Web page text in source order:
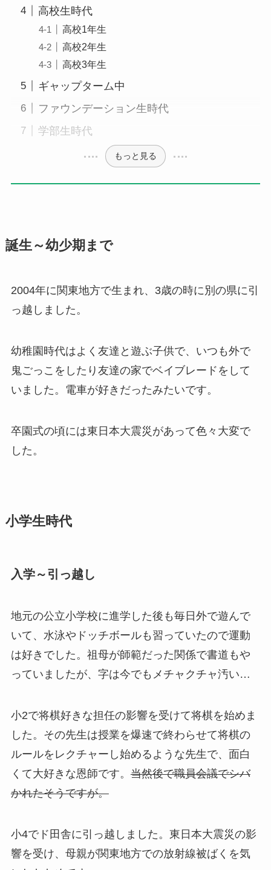
高校生時代
高校1年生
高校2年生
高校3年生
ギャップターム中
ファウンデーション生時代
学部生時代
もっと見る
誕生～幼少期まで
2004年に関東地方で生まれ、3歳の時に別の県に引
っ越しました。
幼稚園時代はよく友達と遊ぶ子供で、いつも外で
鬼ごっこをしたり友達の家でベイブレードをして
いました。電車が好きだったみたいです。
卒園式の頃には東日本大震災があって色々大変で
した。
小学生時代
入学～引っ越し
地元の公立小学校に進学した後も毎日外で遊んで
いて、水泳やドッチボールも習っていたので運動
は好きでした。祖母が師範だった関係で書道もや
っていましたが、字は今でもメチャクチャ汚い…
小2で将棋好きな担任の影響を受けて将棋を始めま
した。その先生は授業を爆速で終わらせて将棋の
ルールをレクチャーし始めるような先生で、面白
くて大好きな恩師です。 当然後で職員会議でシバ
かれたそうですが。
小4でド田舎に引っ越しました。東日本大震災の影
響を受け、母親が関東地方での放射線被ばくを気